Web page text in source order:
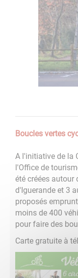
Boucles vertes
A l'initiative de la
l'Office de
été créées autour
d'Iguerande et 3
proposés
moins de 400
pour faire des
Carte gratuite à